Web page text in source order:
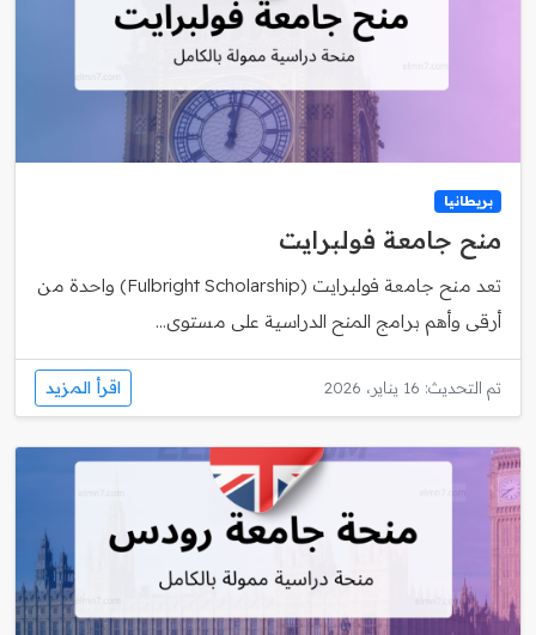
بريطانيا
منح جامعة فولبرايت
تعد منح جامعة فولبرايت (Fulbright Scholarship) واحدة من
أرقى وأهم برامج المنح الدراسية على مستوى...
تم التحديث: 16 يناير، 2026 اقرأ المزيد